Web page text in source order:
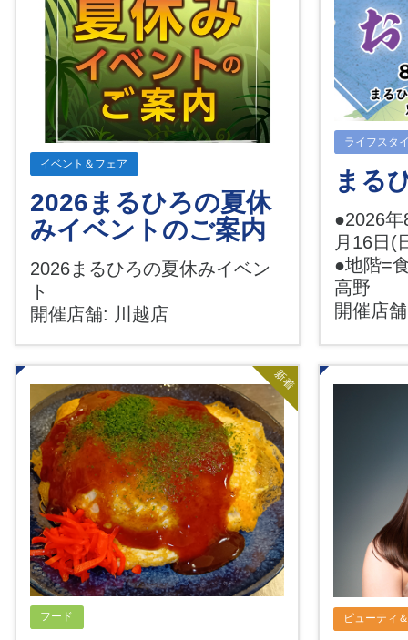
イベント＆フェア
2026まるひろの夏休
みイベントのご案内
2026まるひろの夏休みイベン
ト
開催店舗: 川越店
ライフスタ
まる
●2026
月16日(
●地階=
高野
開催店
新着
フード ビューティ